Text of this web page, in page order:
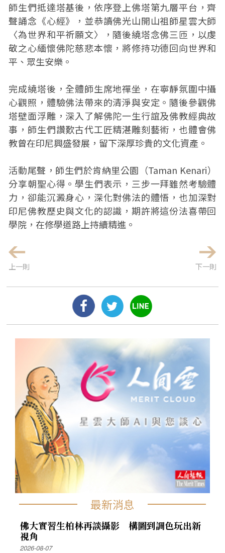
師生們抵達塔基後，依序登上佛塔第九層平台，齊
聲誦念《心經》，並恭讀佛光山開山祖師星雲大師
〈為世界和平祈願文〉，隨後繞塔念佛三匝，以虔
敬之心緬懷佛陀慈悲本懷，將修持功德回向世界和
平、眾生安樂。
完成繞塔後，全體師生席地禪坐，在寧靜氛圍中攝
心觀照，體驗佛法帶來的清淨與安定。隨後參觀佛
塔壁面浮雕，深入了解佛陀一生行誼及佛教經典故
事，師生們讚歎古代工匠精湛雕刻藝術，也體會佛
教曾在印尼興盛發展，留下深厚珍貴的文化資產。
活動尾聲，師生們於肯納里公園（Taman Kenari）
分享朝聖心得。學生們表示，三步一拜雖然考驗體
力，卻能沉澱身心，深化對佛法的體悟，也加深對
印尼佛教歷史與文化的認識，期許將這份法喜帶回
學院，在修學道路上持續精進。
上一則 下一則
最新消息
佛大實習生柏林再談攝影 構圖到調色玩出新
視角
2026-08-07